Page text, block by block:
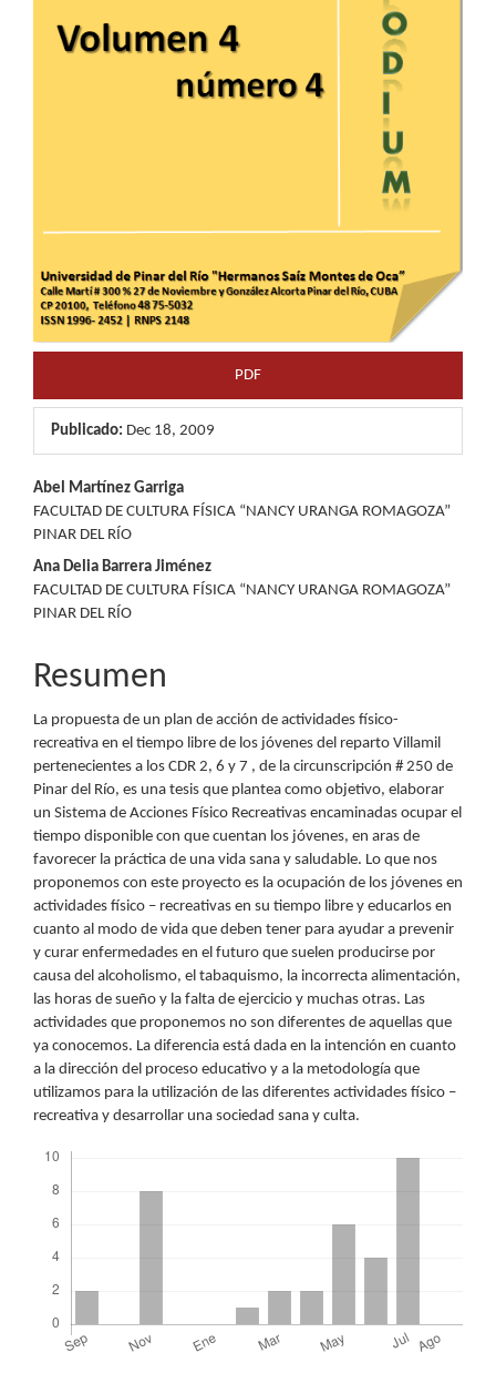
PDF
Publicado: Dec 18, 2009
Contenido
principal
del
artículo
Abel Martínez Garriga
FACULTAD DE CULTURA FÍSICA “NANCY URANGA ROMAGOZA”
PINAR DEL RÍO
Ana Delia Barrera Jiménez
FACULTAD DE CULTURA FÍSICA “NANCY URANGA ROMAGOZA”
PINAR DEL RÍO
Resumen
La propuesta de un plan de acción de actividades físico-
recreativa en el tiempo libre de los jóvenes del reparto Villamil
pertenecientes a los CDR 2, 6 y 7 , de la circunscripción # 250 de
Pinar del Río, es una tesis que plantea como objetivo, elaborar
un Sistema de Acciones Físico Recreativas encaminadas ocupar el
tiempo disponible con que cuentan los jóvenes, en aras de
favorecer la práctica de una vida sana y saludable. Lo que nos
proponemos con este proyecto es la ocupación de los jóvenes en
actividades físico – recreativas en su tiempo libre y educarlos en
cuanto al modo de vida que deben tener para ayudar a prevenir
y curar enfermedades en el futuro que suelen producirse por
causa del alcoholismo, el tabaquismo, la incorrecta alimentación,
las horas de sueño y la falta de ejercicio y muchas otras. Las
actividades que proponemos no son diferentes de aquellas que
ya conocemos. La diferencia está dada en la intención en cuanto
a la dirección del proceso educativo y a la metodología que
utilizamos para la utilización de las diferentes actividades físico –
recreativa y desarrollar una sociedad sana y culta.